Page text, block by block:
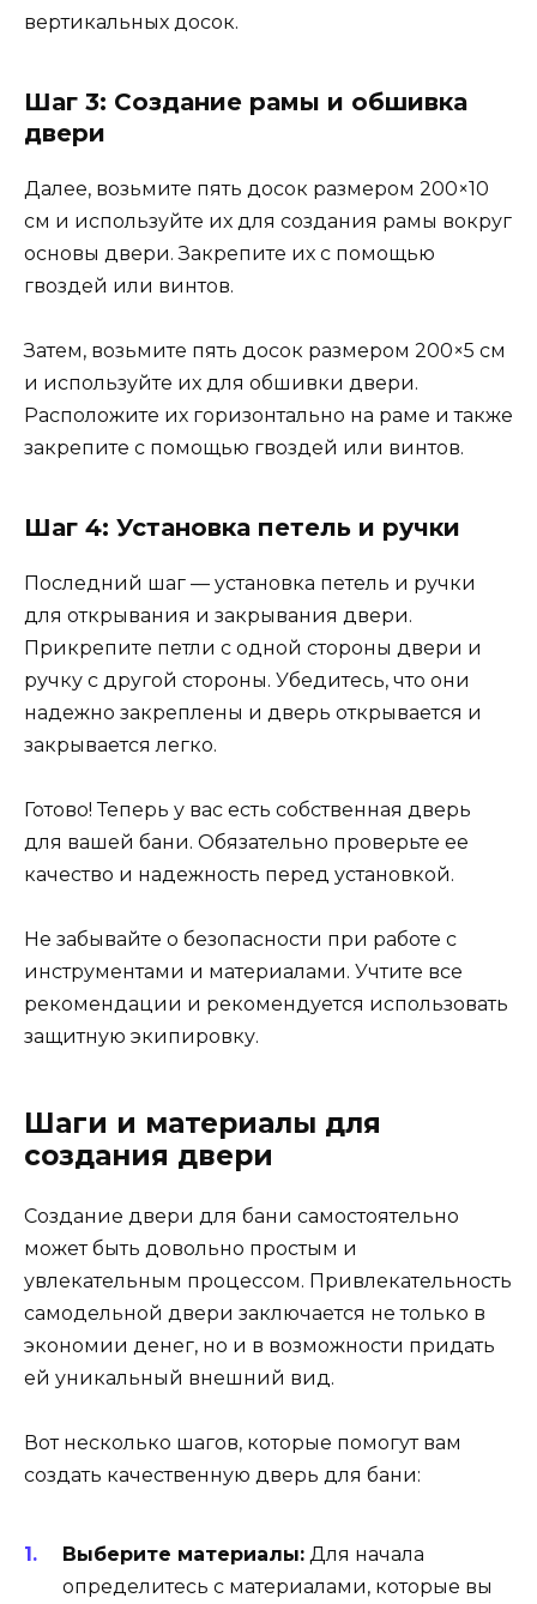
вертикальных досок.
Шаг 3: Создание рамы и обшивка
двери
Далее, возьмите пять досок размером 200×10
см и используйте их для создания рамы вокруг
основы двери. Закрепите их с помощью
гвоздей или винтов.
Затем, возьмите пять досок размером 200×5 см
и используйте их для обшивки двери.
Расположите их горизонтально на раме и также
закрепите с помощью гвоздей или винтов.
Шаг 4: Установка петель и ручки
Последний шаг — установка петель и ручки
для открывания и закрывания двери.
Прикрепите петли с одной стороны двери и
ручку с другой стороны. Убедитесь, что они
надежно закреплены и дверь открывается и
закрывается легко.
Готово! Теперь у вас есть собственная дверь
для вашей бани. Обязательно проверьте ее
качество и надежность перед установкой.
Не забывайте о безопасности при работе с
инструментами и материалами. Учтите все
рекомендации и рекомендуется использовать
защитную экипировку.
Шаги и материалы для
создания двери
Создание двери для бани самостоятельно
может быть довольно простым и
увлекательным процессом. Привлекательность
самодельной двери заключается не только в
экономии денег, но и в возможности придать
ей уникальный внешний вид.
Вот несколько шагов, которые помогут вам
создать качественную дверь для бани:
Выберите материалы: Для начала
определитесь с материалами, которые вы